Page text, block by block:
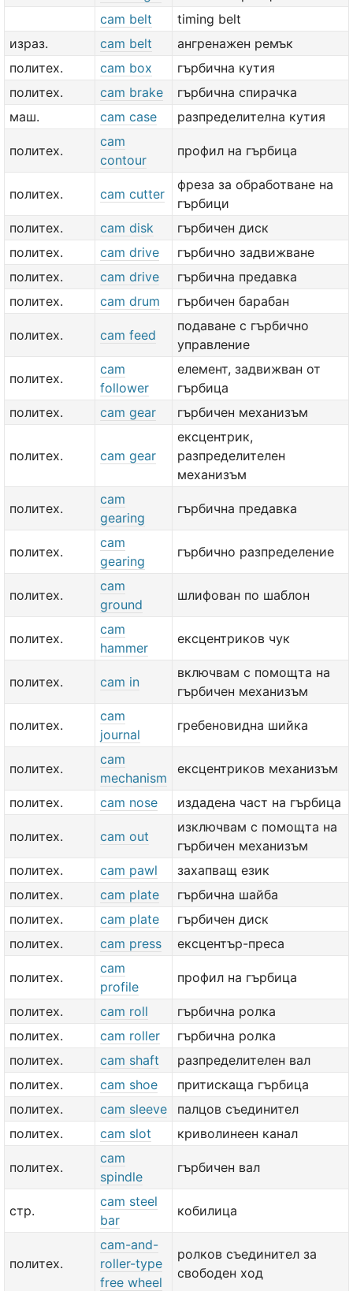
cam belt
timing belt
израз.
cam belt
ангренажен ремък
политех.
cam box
гърбична кутия
политех.
cam brake
гърбична спирачка
маш.
cam case разпределителна кутия
политех.
cam
contour
профил на гърбица
политех. cam cutter
фреза за обработване на
гърбици
политех.
cam disk
гърбичен диск
политех.
cam drive
гърбично задвижване
политех.
cam drive
гърбична предавка
политех.
cam drum гърбичен барабан
политех. cam feed
подаване с гърбично
управление
политех.
cam
follower
елемент, задвижван от
гърбица
политех.
cam gear гърбичен механизъм
политех. cam gear
ексцентрик,
разпределителен
механизъм
политех.
cam
gearing
гърбична предавка
политех.
cam
gearing
гърбично разпределение
политех.
cam
ground
шлифован по шаблон
политех.
cam
hammer
ексцентриков чук
политех. cam in
включвам с помощта на
гърбичен механизъм
политех.
cam
journal
гребеновидна шийка
политех.
cam
mechanism
ексцентриков механизъм
политех. cam nose издадена част на гърбица
политех. cam out
изключвам с помощта на
гърбичен механизъм
политех.
cam pawl
захапващ език
политех.
cam plate
гърбична шайба
политех.
cam plate
гърбичен диск
политех.
cam press ексцентър-преса
политех.
cam
profile
профил на гърбица
политех. cam roll
гърбична ролка
политех.
cam roller
гърбична ролка
политех.
cam shaft
разпределителен вал
политех.
cam shoe
притискаща гърбица
политех.
cam sleeve
палцов съединител
политех.
cam slot криволинеен канал
политех.
cam
spindle
гърбичен вал
стр.
cam steel
bar
кобилица
политех.
cam-and-
roller-type
free wheel
ролков съединител за
свободен ход